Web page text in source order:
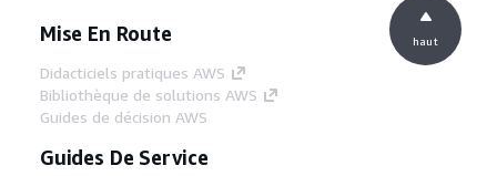
Mise En Route
Didacticiels pratiques AWS
Bibliothèque de solutions AWS
Guides de décision AWS
Guides De Service
haut